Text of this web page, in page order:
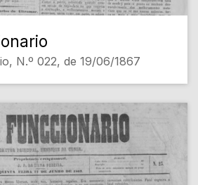
N.º 022, de 19/06/1867